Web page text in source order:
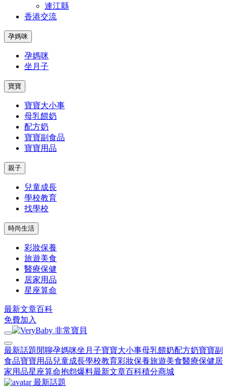
連江縣
香港交流
孕媽咪
孕媽咪
坐月子
寶寶
寶寶大小事
母乳餵奶
配方奶
寶寶副食品
寶寶用品
親子
兒童成長
學校教育
找學校
時尚生活
彩妝保養
旅遊美食
醫療保健
居家用品
星座算命
最新文章百科
免費加入
最新話題 閒聊孕媽咪坐月子寶寶大小事母乳餵奶配方奶寶寶副
食品寶寶用品兒童成長學校教育彩妝保養旅遊美食醫療保健居
家用品星座算命抱怨爆料最新文章百科積分商城
最新話題